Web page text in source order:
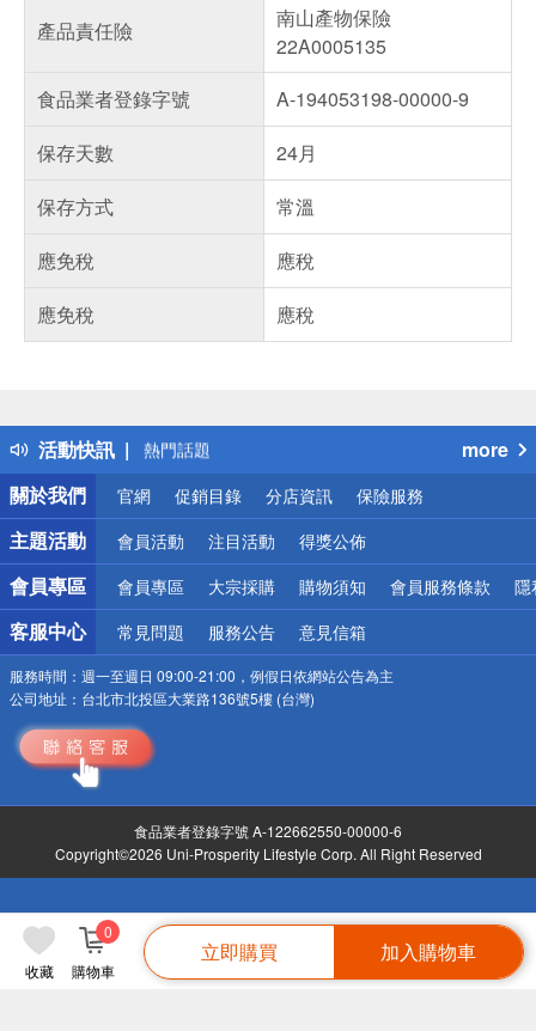
收藏 購物車
0
立即購買 加入購物車
產品責任險
南山產物保險
22A0005135
食品業者登錄字號
A-194053198-00000-9
保存天數
24月
保存方式
常溫
應免稅
應稅
應免稅
應稅
活動快訊
得獎公告
熱門話題
銀行優惠
偏遠地區配送
詐騙網頁！請小心！
more
關於我們
官網 促銷目錄 分店資訊 保險服務
主題活動 會員活動 注目活動 得獎公佈
會員專區 會員專區 大宗採購 購物須知 會員服務條款 隱
客服中心 常見問題 服務公告 意見信箱
服務時間： 週一至週日 09:00-21:00，例假日依網站公告為主
公司地址： 台北市北投區大業路136號5樓 (台灣)
食品業者登錄字號 A-122662550-00000-6
Copyright©2026 Uni-Prosperity Lifestyle Corp. All Right Reserved